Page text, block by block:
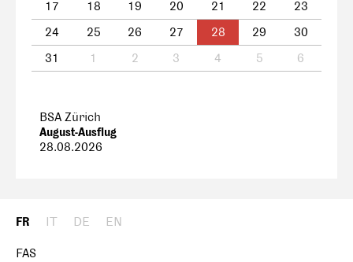
17
18 19 20 21 22
23
24
25 26 27 28 29
30
31
1 2 3 4 5 6
BSA Zürich
August-Ausflug
28.08.2026
FR IT DE EN
FAS